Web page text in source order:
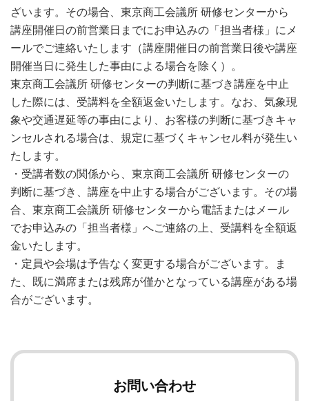
ざいます。その場合、東京商工会議所 研修センターから
講座開催日の前営業日までにお申込みの「担当者様」にメ
ールでご連絡いたします（講座開催日の前営業日後や講座
開催当日に発生した事由による場合を除く）。
東京商工会議所 研修センターの判断に基づき講座を中止
した際には、受講料を全額返金いたします。なお、気象現
象や交通遅延等の事由により、お客様の判断に基づきキャ
ンセルされる場合は、規定に基づくキャンセル料が発生い
たします。
・受講者数の関係から、東京商工会議所 研修センターの
判断に基づき、講座を中止する場合がございます。その場
合、東京商工会議所 研修センターから電話またはメール
でお申込みの「担当者様」へご連絡の上、受講料を全額返
金いたします。
・定員や会場は予告なく変更する場合がございます。ま
た、既に満席または残席が僅かとなっている講座がある場
合がございます。
お問い合わせ